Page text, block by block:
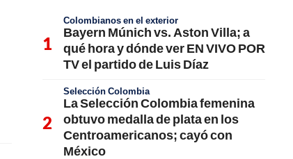
Colombianos en el exterior
Bayern Múnich vs. Aston Villa; a
qué hora y dónde ver EN VIVO POR
TV el partido de Luis Díaz
Selección Colombia
La Selección Colombia femenina
obtuvo medalla de plata en los
Centroamericanos; cayó con
México